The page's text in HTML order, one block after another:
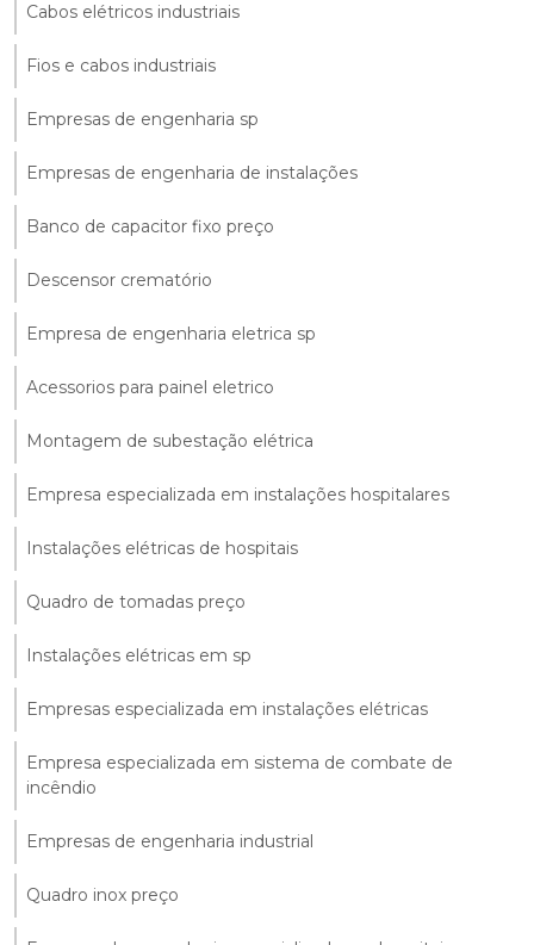
Cabos elétricos industriais
Fios e cabos industriais
Empresas de engenharia sp
Empresas de engenharia de instalações
Banco de capacitor fixo preço
Descensor crematório
Empresa de engenharia eletrica sp
Acessorios para painel eletrico
Montagem de subestação elétrica
Empresa especializada em instalações hospitalares
Instalações elétricas de hospitais
Quadro de tomadas preço
Instalações elétricas em sp
Empresas especializada em instalações elétricas
Empresa especializada em sistema de combate de
incêndio
Empresas de engenharia industrial
Quadro inox preço